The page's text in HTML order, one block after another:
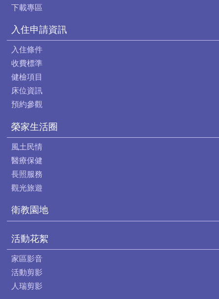
下載專區
入住申請資訊
入住條件
收費標準
健檢項目
床位資訊
預約參觀
榮家生活圈
風土民情
醫療保健
長照服務
觀光旅遊
衛教園地
活動花絮
家區影音
活動剪影
人瑞剪影